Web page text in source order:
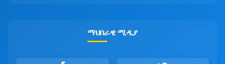
ማህበራዊ ሚዲያ